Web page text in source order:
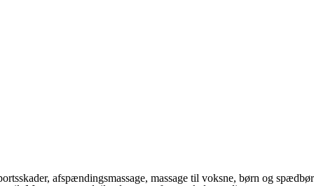
afspændingsmassage, massage til voksne, børn og